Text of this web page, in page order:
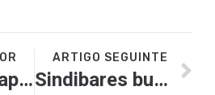
Sindibares apresenta empresárias que são inspiração no setor de alimentação fora do lar
ARTIGO SEGUINTE
Sindibares busca Secretaria de Eficiência para tratar sobre Alvará e uso de calçadas